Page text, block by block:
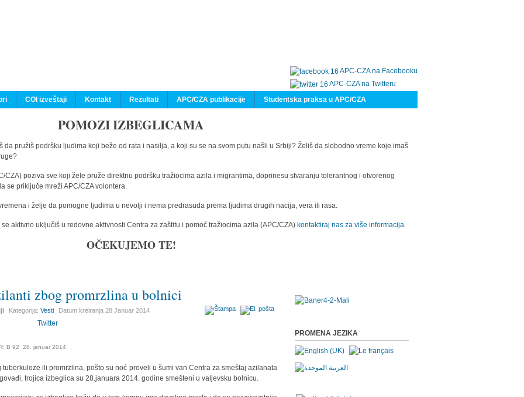
APC-CZA na Facebooku
APC-CZA na Twitteru
COI izveštaji Kontakt Rezultati APC/CZA publikacije Studentska praksa u APC/CZA
POMOZI IZBEGLICAMA
pružiš podršku ljudima koji beže od rata i nasilja, a koji su se na svom putu našli u Srbiji? Želiš da slobodno vreme koje imaš
CZA) poziva sve koji žele pruže direktnu podršku tražiocima azila i migrantima, doprinesu stvaranju tolerantnog i otvorenog
se priključe mreži APC/CZA volontera.
i želje da pomogne ljudima u nevolji i nema predrasuda prema ljudima drugih nacija, vera ili rasa.
aktivno uključiš u redovne aktivnosti Centra za zaštitu i pomoć tražiocima azila (APC/CZA) kontaktiraj nas za više informacija.
OČEKUJEMO TE!
zbog promrzlina u bolnici
Kategorija:Vesti Datum kreiranja28 Januar 2014
Twitter
B 92 28. januar 2014.
tuberkuloze ili promrzlina, pošto su noć proveli u šumi van Centra za smeštaj azilanata
trojica izbeglica su 28.januara 2014. godine smešteni u valjevsku bolnicu.
PROMENA JEZIKA